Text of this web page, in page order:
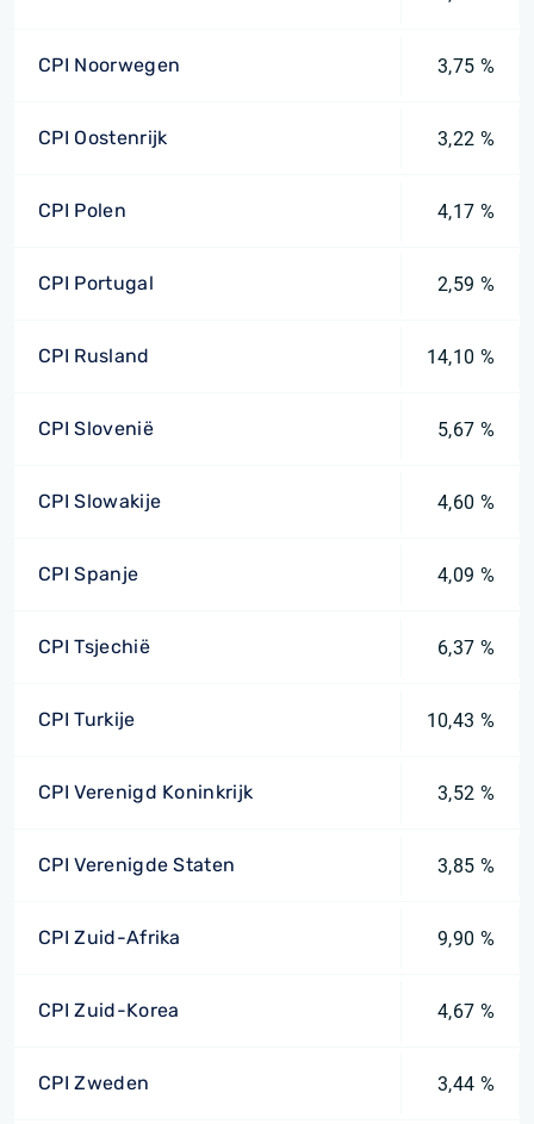
CPI Noorwegen 3,75 %
CPI Oostenrijk 3,22 %
CPI Polen 4,17 %
CPI Portugal 2,59 %
CPI Rusland 14,10 %
CPI Slovenië 5,67 %
CPI Slowakije 4,60 %
CPI Spanje 4,09 %
CPI Tsjechië 6,37 %
CPI Turkije 10,43 %
CPI Verenigd Koninkrijk 3,52 %
CPI Verenigde Staten 3,85 %
CPI Zuid-Afrika 9,90 %
CPI Zuid-Korea 4,67 %
CPI Zweden 3,44 %